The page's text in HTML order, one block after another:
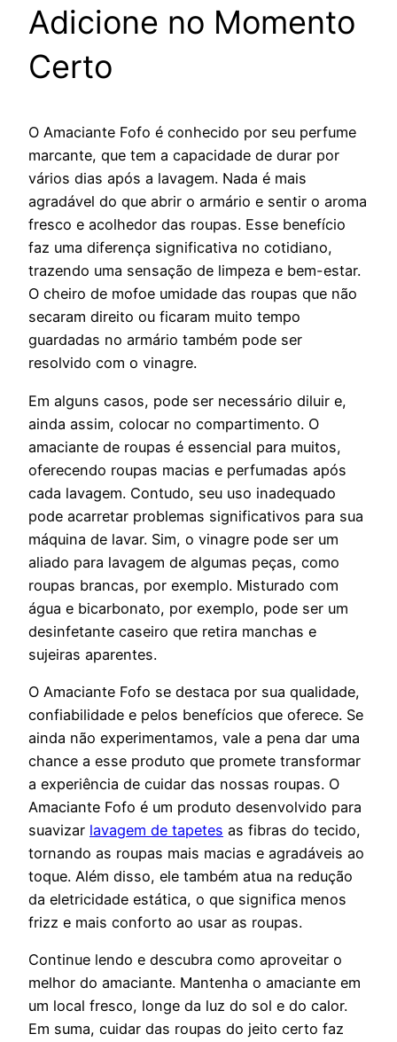
Adicione no Momento
Certo
O Amaciante Fofo é conhecido por seu perfume
marcante, que tem a capacidade de durar por
vários dias após a lavagem. Nada é mais
agradável do que abrir o armário e sentir o aroma
fresco e acolhedor das roupas. Esse benefício
faz uma diferença significativa no cotidiano,
trazendo uma sensação de limpeza e bem-estar.
O cheiro de mofoe umidade das roupas que não
secaram direito ou ficaram muito tempo
guardadas no armário também pode ser
resolvido com o vinagre.
Em alguns casos, pode ser necessário diluir e,
ainda assim, colocar no compartimento. O
amaciante de roupas é essencial para muitos,
oferecendo roupas macias e perfumadas após
cada lavagem. Contudo, seu uso inadequado
pode acarretar problemas significativos para sua
máquina de lavar. Sim, o vinagre pode ser um
aliado para lavagem de algumas peças, como
roupas brancas, por exemplo. Misturado com
água e bicarbonato, por exemplo, pode ser um
desinfetante caseiro que retira manchas e
sujeiras aparentes.
O Amaciante Fofo se destaca por sua qualidade,
confiabilidade e pelos benefícios que oferece. Se
ainda não experimentamos, vale a pena dar uma
chance a esse produto que promete transformar
a experiência de cuidar das nossas roupas. O
Amaciante Fofo é um produto desenvolvido para
suavizar lavagem de tapetes as fibras do tecido,
tornando as roupas mais macias e agradáveis ao
toque. Além disso, ele também atua na redução
da eletricidade estática, o que significa menos
frizz e mais conforto ao usar as roupas.
Continue lendo e descubra como aproveitar o
melhor do amaciante. Mantenha o amaciante em
um local fresco, longe da luz do sol e do calor.
Em suma, cuidar das roupas do jeito certo faz